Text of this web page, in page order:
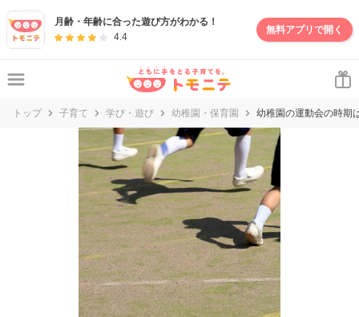
月齢・年齢に合った遊び方がわかる！
4.4
無料アプリで開く
トップ 子育て 学び・遊び 幼稚園・保育園 幼稚園の運動会の時期